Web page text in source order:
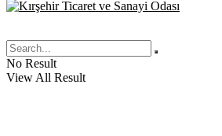
No Result
View All Result